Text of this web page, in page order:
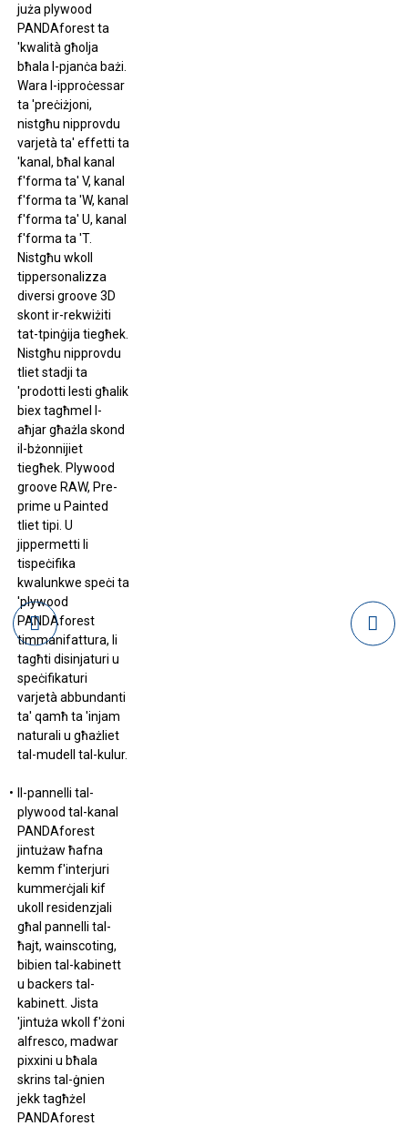
juża plywood
PANDAforest ta
'kwalità għolja
bħala l-pjanċa bażi.
Wara l-ipproċessar
ta 'preċiżjoni,
nistgħu nipprovdu
varjetà ta' effetti ta
'kanal, bħal kanal
f'forma ta' V, kanal
f'forma ta 'W, kanal
f'forma ta' U, kanal
f'forma ta 'T.
Nistgħu wkoll
tippersonalizza
diversi groove 3D
skont ir-rekwiżiti
tat-tpinġija tiegħek.
Nistgħu nipprovdu
tliet stadji ta
'prodotti lesti għalik
biex tagħmel l-
aħjar għażla skond
il-bżonnijiet
tiegħek. Plywood
groove RAW, Pre-
prime u Painted
tliet tipi. U
jippermetti li
tispeċifika
kwalunkwe speċi ta
'plywood
PANDAforest
timmanifattura, li
tagħti disinjaturi u
speċifikaturi
varjetà abbundanti
ta' qamħ ta 'injam
naturali u għażliet
tal-mudell tal-kulur.
Il-pannelli tal-
plywood tal-kanal
PANDAforest
jintużaw ħafna
kemm f'interjuri
kummerċjali kif
ukoll residenzjali
għal pannelli tal-
ħajt, wainscoting,
bibien tal-kabinett
u backers tal-
kabinett. Jista
'jintuża wkoll f'żoni
alfresco, madwar
pixxini u bħala
skrins tal-ġnien
jekk tagħżel
PANDAforest